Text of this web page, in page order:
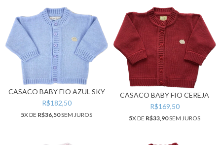
CASACO BABY FIO AZUL SKY
R$182,50
5X DE R$36,50SEM JUROS
CASACO BABY FIO CEREJA
R$169,50
5X DE R$33,90SEM JUROS